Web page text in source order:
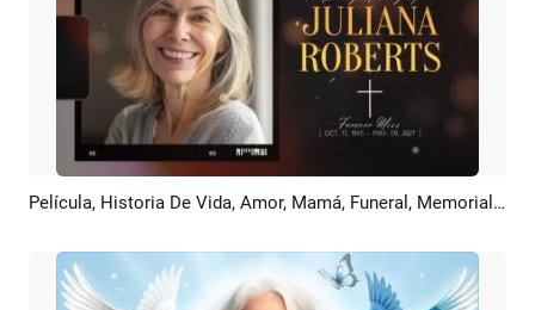
Previsualizar Crear IA Película, Historia De Vida, Amor, Mamá, Funeral, Memorial, Obituario, Collage De Fotos Y Presentación De Diapositivas